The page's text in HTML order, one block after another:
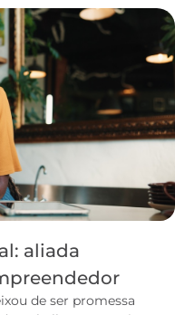
aliada
de ser promessa